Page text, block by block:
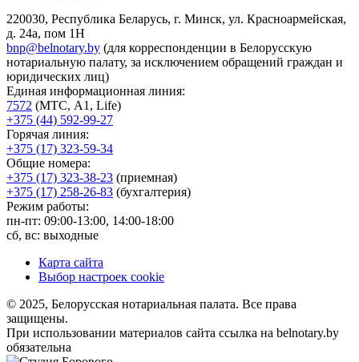
220030, Республика Беларусь, г. Минск, ул. Красноармейская,
д. 24а, пом 1Н
bnp@belnotary.by (для корреспонденции в Белорусскую
нотариальную палату, за исключением обращений граждан и
юридических лиц)
Единая информационная линия:
7572 (МТС, A1, Life)
+375 (44) 592-99-27
Горячая линия:
+375 (17) 323-59-34
Общие номера:
+375 (17) 323-38-23 (приемная)
+375 (17) 258-26-83 (бухгалтерия)
Режим работы:
пн-пт: 09:00-13:00, 14:00-18:00
сб, вс: выходные
Карта сайта
Выбор настроек cookie
© 2025, Белорусская нотариальная палата. Все права
защищены.
При использовании материалов сайта ссылка на belnotary.by
обязательна